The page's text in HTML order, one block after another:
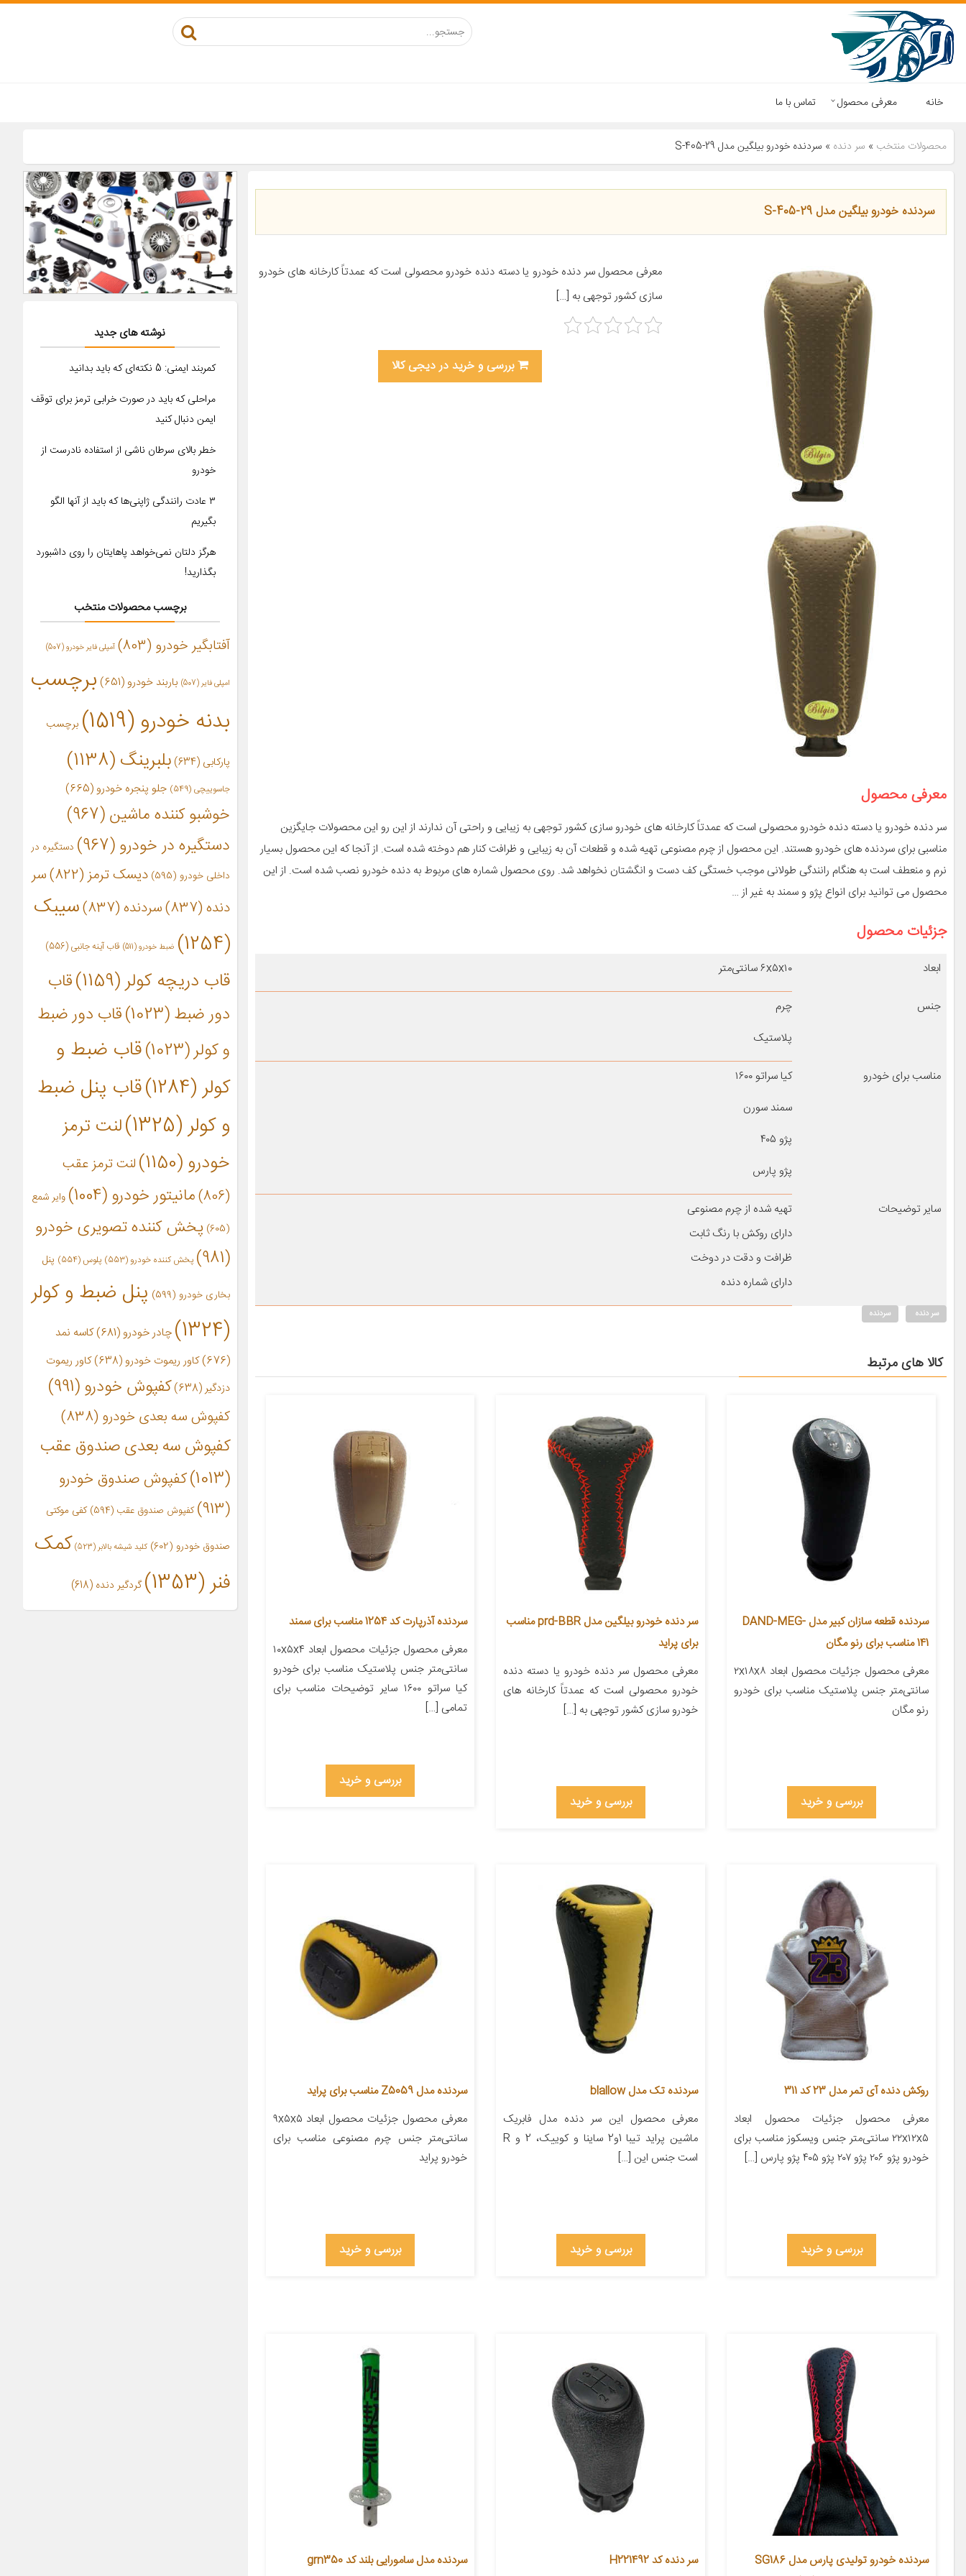
خانه معرفی محصول تماس با ما
محصولات منتخب » سر دنده » سردنده خودرو بیلگین مدل S-405-29
سردنده خودرو بیلگین مدل S-405-29
معرفی محصول سر دنده خودرو یا دسته دنده خودرو محصولی است که عمدتاً کارخانه های خودرو
سازی کشور توجهی به […]
بررسی و خرید در دیجی کالا
معرفی محصول
سر دنده خودرو یا دسته دنده خودرو محصولی است که عمدتاً کارخانه های خودرو سازی کشور توجهی به زیبایی و راحتی آن ندارند از این رو این محصولات جایگزین
مناسبی برای سردنده های خودرو هستند. این محصول از چرم مصنوعی تهیه شده و قطعات آن به زیبایی و ظرافت کنار هم دوخته شده است. از آنجا که این محصول بسیار
نرم و منعطف است به هنگام رانندگی طولانی موجب خستگی کف دست و انگشتان نخواهد شد. روی محصول شماره های مربوط به دنده خودرو نصب شده است. از این
محصول می توانید برای انواع پژو و سمند به غیر از …
جزئیات محصول
ابعاد ۶x۵x۱۰ سانتی‌متر
جنس
چرم
پلاستیک
مناسب برای خودرو
کیا سراتو ۱۶۰۰
سمند سورن
پژو ۴۰۵
پژو پارس
سایر توضیحات
تهیه شده از چرم مصنوعی
دارای روکش با رنگ ثابت
ظرافت و دقت در دوخت
دارای شماره دنده
سر دنده سردنده
کالا های مرتبط
سردنده قطعه سازان کبیر مدل DAND-MEG-
141 مناسب برای رنو مگان
معرفی محصول جزئیات محصول ابعاد ۲x۱۸x۸
سانتی‌متر جنس پلاستیک مناسب برای خودرو
رنو مگان
بررسی و خرید
سر دنده خودرو بیلگین مدل prd-BBR مناسب
برای پراید
معرفی محصول سر دنده خودرو یا دسته دنده
خودرو محصولی است که عمدتاً کارخانه های
خودرو سازی کشور توجهی به […]
بررسی و خرید
سردنده آذرپارت کد 1254 مناسب برای سمند
معرفی محصول جزئیات محصول ابعاد ۱۰x۵x۴
سانتی‌متر جنس پلاستیک مناسب برای خودرو
کیا سراتو ۱۶۰۰ سایر توضیحات مناسب برای
تمامی […]
بررسی و خرید
روکش دنده آی تمر مدل 23 کد 311
معرفی محصول جزئیات محصول ابعاد
۲۲x۱۲x۵ سانتی‌متر جنس ویسکوز مناسب برای
خودرو پژو ۲۰۶ پژو ۲۰۷ پژو ۴۰۵ پژو پارس […]
بررسی و خرید
سردنده تک مدل blallow
معرفی محصول این سر دنده مدل فابریک
ماشین پراید تیبا 1و2 ساینا و کوییک، 2 و R
است جنس این […]
بررسی و خرید
سردنده مدل Z5059 مناسب برای پراید
معرفی محصول جزئیات محصول ابعاد ۹x۵x۵
سانتی‌متر جنس چرم مصنوعی مناسب برای
خودرو پراید
بررسی و خرید
سردنده خودرو تولیدی پارس مدل SG186
سر دنده کد H221492 سردنده مدل سامورایی بلند کد grn350
نوشته های جدید
کمربند ایمنی: 5 نکته‌ای که باید بدانید
مراحلی که باید در صورت خرابی ترمز برای توقف
ایمن دنبال کنید
خطر بالای سرطان ناشی از استفاده نادرست از
خودرو
۳ عادت رانندگی ژاپنی‌ها که باید از آنها الگو
بگیریم
هرگز دلتان نمی‌خواهد پاهایتان را روی داشبورد
بگذارید!
برچسب محصولات منتخب
آفتابگیر خودرو (803) آمپلی فایر خودرو(507)
امپلی فایر (507) باربند خودرو(651)
برچسب
بدنه خودرو(1519) برچسب
پارکابی (634) بلبرینگ(1138)
جاسوییچی (549) جلو پنجره خودرو (665)
خوشبو کننده ماشین(967)
دستگیره در خودرو(967)
دستگیره در
داخلی خودرو (595) دیسک ترمز(822)
سر
دنده(837) سردنده(837)
سیبک
(1254)
ضبط خودرو(511) قاب آینه جانبی (556)
قاب دریچه کولر(1159)
قاب
دور ضبط(1023)
قاب دور ضبط
و کولر(1023)
قاب ضبط و
کولر(1284)
قاب پنل ضبط
و کولر(1325)
لنت ترمز
خودرو(1150)
لنت ترمز عقب
(806)
مانیتور خودرو(1004)
وایر شمع
(605)
پخش کننده تصویری خودرو
(981)
پخش کننده خودرو(553) پلوس(554) پنل
بخاری خودرو (599)
پنل ضبط و کولر
(1324)
چادر خودرو (681)
کاسه نمد
(676)
کاور ریموت خودرو(638)
کاور ریموت
دزدگیر(638) کفپوش خودرو(991)
کفپوش سه بعدی خودرو (838)
کفپوش سه بعدی صندوق عقب
(1013)
کفپوش صندوق خودرو
(913)
کفپوش صندوق عقب (594) کفی موکتی
صندوق خودرو (602) کلید شیشه بالابر(523)
کمک
فنر(1353) گردگیر دنده (618)